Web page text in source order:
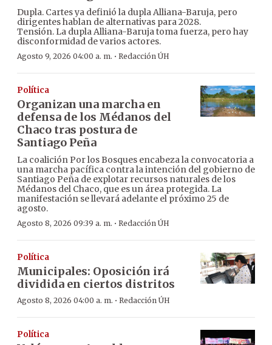
Dupla. Cartes ya definió la dupla Alliana-Baruja, pero
dirigentes hablan de alternativas para 2028.
Tensión. La dupla Alliana-Baruja toma fuerza, pero hay
disconformidad de varios actores.
Agosto 9, 2026 04:00 a. m. · Redacción ÚH
Política
Organizan una marcha en
defensa de los Médanos del
Chaco tras postura de
Santiago Peña
La coalición Por los Bosques encabeza la convocatoria a
una marcha pacífica contra la intención del gobierno de
Santiago Peña de explotar recursos naturales de los
Médanos del Chaco, que es un área protegida. La
manifestación se llevará adelante el próximo 25 de
agosto.
Agosto 8, 2026 09:39 a. m. · Redacción ÚH
Política
Municipales: Oposición irá
dividida en ciertos distritos
Agosto 8, 2026 04:00 a. m. · Redacción ÚH
Política